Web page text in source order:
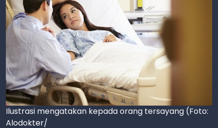
Ilustrasi mengatakan kepada orang tersayang (Foto:
Alodokter/